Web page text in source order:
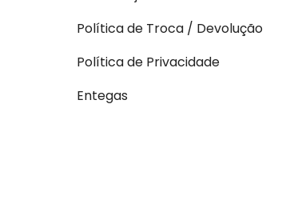
Política de Troca / Devolução
Política de Privacidade
Entegas